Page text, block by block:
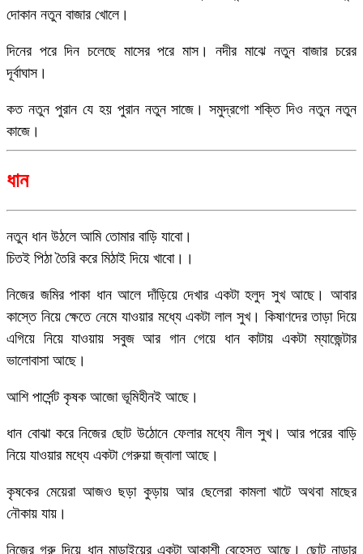
দোকান নতুন বাজার খোলে।
দিনের পরে দিন চলেছে মাসের পরে মাস। নদীর মাঝে নতুন বাজার চরের
দূর্বাঘাস।
কত নতুন পুরান যে হয় পুরান নতুন সাজে। সমুদ্রগো শক্তি দিও নতুন নতুন
কাজে।
ধান
নতুন ধান উঠলে আমি তোমার বাড়ি যাবো।
চিতই পিঠা তৈরি করে মিঠাই দিয়ে খাবো।।
নিজের জমির পাকা ধান আলে দাঁড়িয়ে দেখার একটা হলুদ সুখ আছে। আবার
কাস্তে নিয়ে ক্ষেতে নেমে যাওয়ার মধ্যে একটা লাল সুখ। কিষাণদের তাড়া দিয়ে
এগিয়ে নিয়ে যাওয়ায় সবুজ আর গান গেয়ে ধান কাটায় একটা ম্যাজেন্টার
ভালোবাসা আছে।
আশি পার্সেন্ট কৃষক আজো ভূমিহীনই আছে।
ধান বোঝা করে নিজের ছোট উঠোনে ফেলার মধ্যে নীল সুখ। আর পরের বাড়ি
নিয়ে যাওয়ার মধ্যে একটা গেরুয়া জ্বালা আছে।
কৃষকের মেয়েরা আজও ছড়া কুড়ায় আর ছেলেরা কামলা খাটে অথবা মাছের
নৌকায় যায়।
নিজের গরু দিয়ে ধান মাড়াইয়ের একটা আকাশী বেহেস্ত আছে। ছোট নাড়ার